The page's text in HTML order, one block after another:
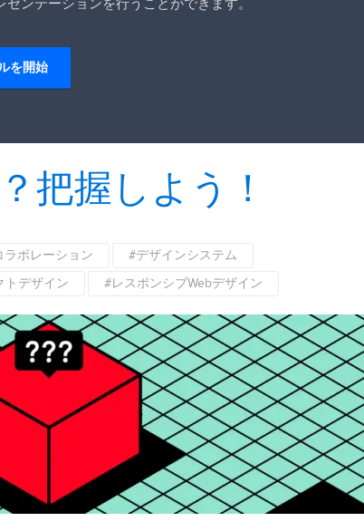
ゼンテーションを行うことができます。
を開始
把握しよう！
ラボレーション
#デザインシステム
トデザイン #レスポンシブWebデザイン